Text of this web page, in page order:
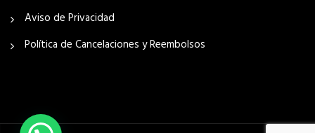
Aviso de Privacidad
Política de Cancelaciones y Reembolsos